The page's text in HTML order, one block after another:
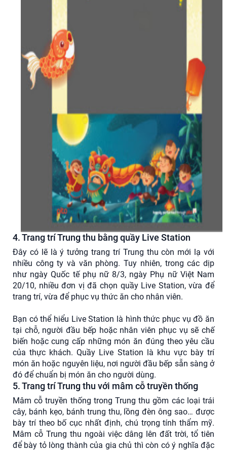
4. Trang trí Trung thu bằng quầy Live Station
Đây có lẽ là ý tưởng trang trí Trung thu còn mới lạ với
nhiều công ty và văn phòng. Tuy nhiên, trong các dịp
như ngày Quốc tế phụ nữ 8/3, ngày Phụ nữ Việt Nam
20/10, nhiều đơn vị đã chọn quầy Live Station, vừa để
trang trí, vừa để phục vụ thức ăn cho nhân viên.
Bạn có thể hiểu Live Station là hình thức phục vụ đồ ăn
tại chỗ, người đầu bếp hoặc nhân viên phục vụ sẽ chế
biến hoặc cung cấp những món ăn đúng theo yêu cầu
của thực khách. Quầy Live Station là khu vực bày trí
món ăn hoặc nguyên liệu, nơi người đầu bếp sẵn sàng ở
đó để chuẩn bị món ăn cho người dùng.
5. Trang trí Trung thu với mâm cỗ truyền thống
Mâm cỗ truyền thống trong Trung thu gồm các loại trái
cây, bánh kẹo, bánh trung thu, lồng đèn ông sao… được
bày trí theo bố cục nhất định, chú trọng tính thẩm mỹ.
Mâm cỗ Trung thu ngoài việc dâng lên đất trời, tổ tiên
để bày tỏ lòng thành của gia chủ thì còn có ý nghĩa đặc